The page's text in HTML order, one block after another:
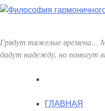
Грядут тяжелые времена…
дадут надежду, но помогут
ГЛАВНАЯ